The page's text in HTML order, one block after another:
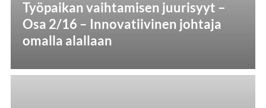
Työpaikan vaihtamisen juurisyyt –
Osa 2/16 – Innovatiivinen johtaja
omalla alallaan